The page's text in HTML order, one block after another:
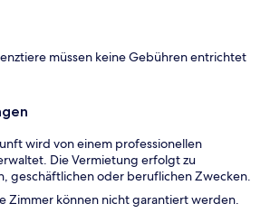
müssen keine Gebühren entrichtet
wird von einem professionellen
Die Vermietung erfolgt zu
geschäftlichen oder beruflichen Zwecken.
Zimmer können nicht garantiert werden.